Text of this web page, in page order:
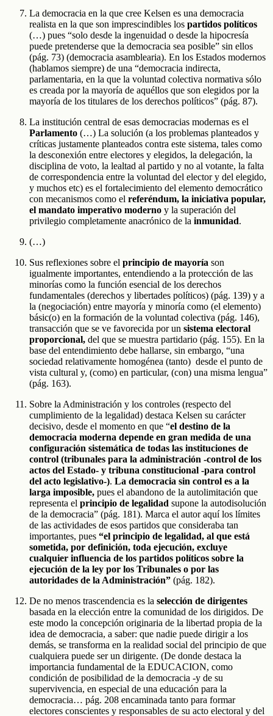
La democracia en la que cree Kelsen es una democracia
realista en la que son imprescindibles los partidos políticos
(…) pues “solo desde la ingenuidad o desde la hipocresía
puede pretenderse que la democracia sea posible” sin ellos
(pág. 73) (democracia asamblearia). En los Estados modernos
(hablamos siempre) de una “democracia indirecta,
parlamentaria, en la que la voluntad colectiva normativa sólo
es creada por la mayoría de aquéllos que son elegidos por la
mayoría de los titulares de los derechos políticos” (pág. 87).
La institución central de esas democracias modernas es el
Parlamento (…) La solución (a los problemas planteados y
críticas justamente planteados contra este sistema, tales como
la desconexión entre electores y elegidos, la delegación, la
disciplina de voto, la lealtad al partido y no al votante, la falta
de correspondencia entre la voluntad del elector y del elegido,
y muchos etc) es el fortalecimiento del elemento democrático
con mecanismos como el referéndum, la iniciativa popular,
el mandato imperativo moderno y la superación del
privilegio completamente anacrónico de la inmunidad.
(…)
Sus reflexiones sobre el principio de mayoría son
igualmente importantes, entendiendo a la protección de las
minorías como la función esencial de los derechos
fundamentales (derechos y libertades políticos) (pág. 139) y a
la (negociación) entre mayoría y minoría como (el elemento)
básic(o) en la formación de la voluntad colectiva (pág. 146),
transacción que se ve favorecida por un sistema electoral
proporcional, del que se muestra partidario (pág. 155). En la
base del entendimiento debe hallarse, sin embargo, “una
sociedad relativamente homogénea (tanto) desde el punto de
vista cultural y, (como) en particular, (con) una misma lengua”
(pág. 163).
Sobre la Administración y los controles (respecto del
cumplimiento de la legalidad) destaca Kelsen su carácter
decisivo, desde el momento en que “el destino de la
democracia moderna depende en gran medida de una
configuración sistemática de todas las instituciones de
control (tribunales para la administración -control de los
actos del Estado- y tribuna constitucional -para control
del acto legislativo-). La democracia sin control es a la
larga imposible, pues el abandono de la autolimitación que
representa el principio de legalidad supone la autodisolución
de la democracia” (pág. 181). Marca el autor aquí los límites
de las actividades de esos partidos que consideraba tan
importantes, pues “el principio de legalidad, al que está
sometida, por definición, toda ejecución, excluye
cualquier influencia de los partidos políticos sobre la
ejecución de la ley por los Tribunales o por las
autoridades de la Administración” (pág. 182).
De no menos trascendencia es la selección de dirigentes
basada en la elección entre la comunidad de los dirigidos. De
este modo la concepción originaria de la libertad propia de la
idea de democracia, a saber: que nadie puede dirigir a los
demás, se transforma en la realidad social del principio de que
cualquiera puede ser un dirigente. (De donde destaca la
importancia fundamental de la EDUCACION, como
condición de posibilidad de la democracia -y de su
supervivencia, en especial de una educación para la
democracia… pág. 208 encaminada tanto para formar
electores conscientes y responsables de su acto electoral y del